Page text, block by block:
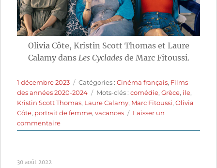
Olivia Côte, Kristin Scott Thomas et Laure
Calamy dans Les Cycladesde Marc Fitoussi.
Publié
le
1 décembre 2023 Catégories
Catégories :Cinéma français, Films
des années 2020-2024
Étiquettes
Mots-clés :comédie,Grèce, ile,
Kristin Scott Thomas, Laure Calamy, Marc Fitoussi,Olivia
Côte, portrait de femme,vacances
Laisser un
commentairesur
Les
30 août 2022